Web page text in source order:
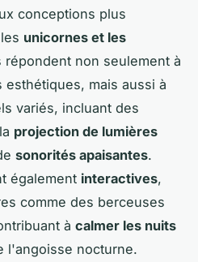
conceptions plus
unicornes et les
répondent non seulement à
mais aussi à
variés, incluant des
projection de lumières
sonorités apaisantes.
également interactives,
comme des berceuses
à calmer les nuits
l'angoisse nocturne.